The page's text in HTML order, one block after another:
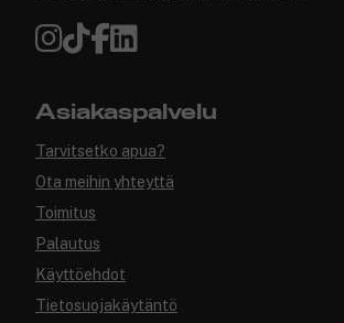
Asiakaspalvelu
Tarvitsetko apua?
Ota meihin yhteyttä
Toimitus
Palautus
Käyttöehdot
Tietosuojakäytäntö